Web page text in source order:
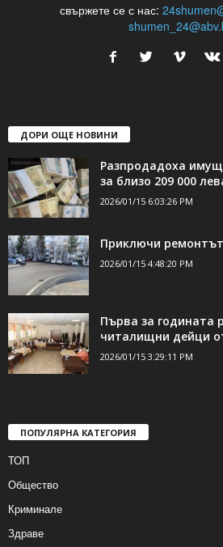
свържете се с нас:
ДОРИ ОЩЕ НОВИНИ
Разпродадоха
за близо 209 000
2026/01/15 6:03:26 PM
Приключи
2026/01/15 4:48:20 PM
Първа за годината
читалищни дейци
2026/01/15 3:29:11 PM
ПОПУЛЯРНА КАТЕГОРИЯ
ТОП
Общество
Криминале
Здраве